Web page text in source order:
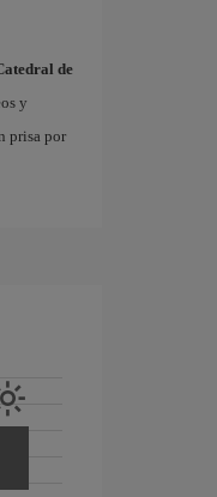
de
y
prisa por